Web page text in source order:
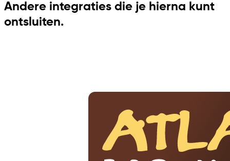
Andere integraties die je hierna kunt
ontsluiten.